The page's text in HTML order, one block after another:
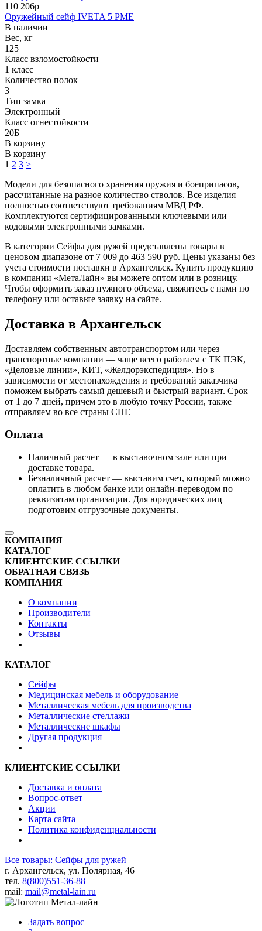
110 206р
Оружейный сейф IVETA 5 PME
В наличии
Вес, кг
125
Класс взломостойкости
1 класс
Количество полок
3
Тип замка
Электронный
Класс огнестойкости
20Б
В корзину
В корзину
1 2 3 >
Модели для безопасного хранения оружия и боеприпасов,
рассчитанные на разное количество стволов. Все изделия
полностью соответствуют требованиям МВД РФ.
Комплектуются сертифицированными ключевыми или
кодовыми электронными замками.
В категории Сейфы для ружей представлены товары в
ценовом диапазоне от 7 009 до 463 590 руб. Цены указаны без
учета стоимости поставки в Архангельск. Купить продукцию
в компании «МетаЛайн» вы можете оптом или в розницу.
Чтобы оформить заказ нужного объема, свяжитесь с нами по
телефону или оставьте заявку на сайте.
Доставка в Архангельск
Доставляем собственным автотранспортом или через
транспортные компании — чаще всего работаем с ТК ПЭК,
«Деловые линии», КИТ, «Желдорэкспедиция». Но в
зависимости от местонахождения и требований заказчика
поможем выбрать самый дешевый и быстрый вариант. Срок
от 1 до 7 дней, причем это в любую точку России, также
отправляем во все страны СНГ.
Оплата
Наличный расчет — в выставочном зале или при
доставке товара.
Безналичный расчет — выставим счет, который можно
оплатить в любом банке или онлайн-переводом по
реквизитам организации. Для юридических лиц
подготовим отгрузочные документы.
КОМПАНИЯ
КАТАЛОГ
КЛИЕНТСКИЕ ССЫЛКИ
ОБРАТНАЯ СВЯЗЬ
КОМПАНИЯ
О компании
Производители
Контакты
Отзывы
КАТАЛОГ
Сейфы
Медицинская мебель и оборудование
Металлическая мебель для производства
Металлические стеллажи
Металлические шкафы
Другая продукция
КЛИЕНТСКИЕ ССЫЛКИ
Доставка и оплата
Вопрос-ответ
Акции
Карта сайта
Политика конфиденциальности
Все товары: Сейфы для ружей
г. Архангельск, ул. Полярная, 46
тел. 8(800)551-36-88
mail: mail@metal-lain.ru
Задать вопрос